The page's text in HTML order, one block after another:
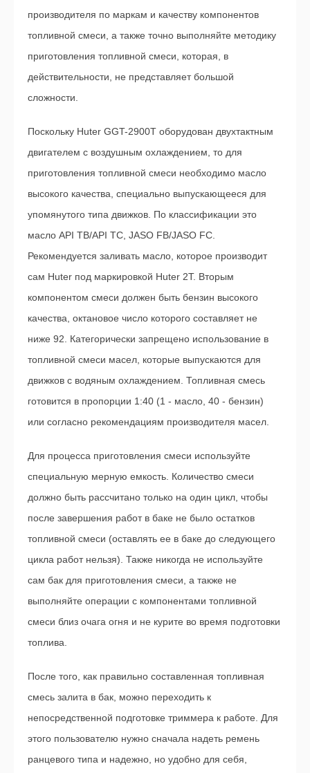
производителя по маркам и качеству компонентов
топливной смеси, а также точно выполняйте методику
приготовления топливной смеси, которая, в
действительности, не представляет большой
сложности.
Поскольку Huter GGT-2900T оборудован двухтактным
двигателем с воздушным охлаждением, то для
приготовления топливной смеси необходимо масло
высокого качества, специально выпускающееся для
упомянутого типа движков. По классификации это
масло API ТВ/API ТС, JASO FB/JASO FC.
Рекомендуется заливать масло, которое производит
сам Huter под маркировкой Huter 2T. Вторым
компонентом смеси должен быть бензин высокого
качества, октановое число которого составляет не
ниже 92. Категорически запрещено использование в
топливной смеси масел, которые выпускаются для
движков с водяным охлаждением. Топливная смесь
готовится в пропорции 1:40 (1 - масло, 40 - бензин)
или согласно рекомендациям производителя масел.
Для процесса приготовления смеси используйте
специальную мерную емкость. Количество смеси
должно быть рассчитано только на один цикл, чтобы
после завершения работ в баке не было остатков
топливной смеси (оставлять ее в баке до следующего
цикла работ нельзя). Также никогда не используйте
сам бак для приготовления смеси, а также не
выполняйте операции с компонентами топливной
смеси близ очага огня и не курите во время подготовки
топлива.
После того, как правильно составленная топливная
смесь залита в бак, можно переходить к
непосредственной подготовке триммера к работе. Для
этого пользователю нужно сначала надеть ремень
ранцевого типа и надежно, но удобно для себя,